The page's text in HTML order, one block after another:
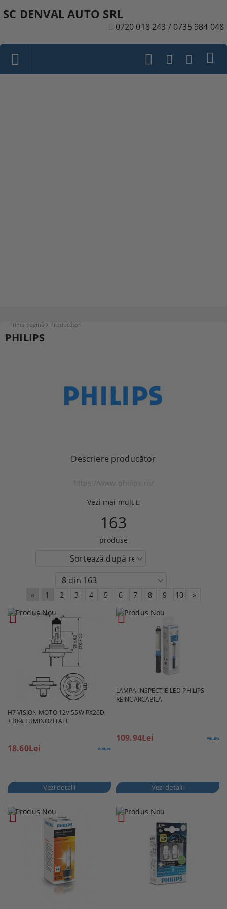
SC DENVAL AUTO SRL
0720 018 243 / 0735 984 048
Prima pagină Producători
PHILIPS
Descriere producător
https://www.philips.ro/
Vezi mai mult
163
produse
« 1 2 3 4 5 6 7 8 9 10 »
H7 VISION MOTO 12V 55W PX26D.
+30% LUMINOZITATE
18.60Lei
Vezi detalii
LAMPA INSPECTIE LED PHILIPS
REINCARCABILA
109.94Lei
Vezi detalii